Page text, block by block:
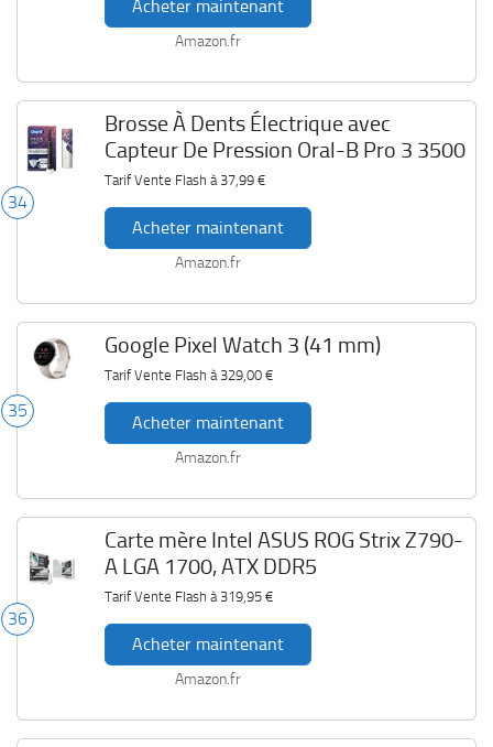
Acheter maintenant
Amazon.fr
34
Brosse À Dents Électrique avec
Capteur De Pression Oral-B Pro 3 3500
Tarif Vente Flash à 37,99 €
Acheter maintenant
Amazon.fr
35
Google Pixel Watch 3 (41 mm)
Tarif Vente Flash à 329,00 €
Acheter maintenant
Amazon.fr
36
Carte mère Intel ASUS ROG Strix Z790-
A LGA 1700, ATX DDR5
Tarif Vente Flash à 319,95 €
Acheter maintenant
Amazon.fr